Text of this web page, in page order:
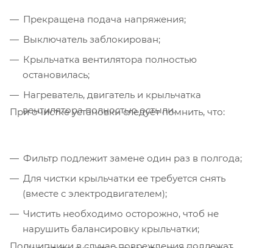
Прекращена подача напряжения;
Выключатель заблокирован;
Крыльчатка вентилятора полностью
остановилась;
Нагреватель, двигатель и крыльчатка
вентилятора полностью остыли.
При очистке установки следует помнить, что:
Фильтр подлежит замене один раз в полгода;
Для чистки крыльчатки ее требуется снять
(вместе с электродвигателем);
Чистить необходимо осторожно, чтоб не
нарушить балансировку крыльчатки;